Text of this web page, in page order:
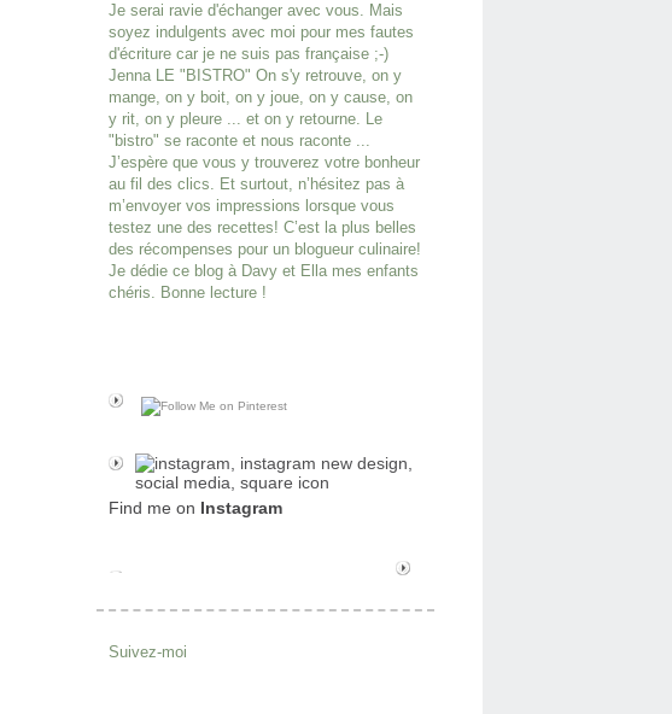
Je serai ravie d'échanger avec vous. Mais
soyez indulgents avec moi pour mes fautes
d'écriture car je ne suis pas française ;-)
Jenna LE "BISTRO" On s'y retrouve, on y
mange, on y boit, on y joue, on y cause, on
y rit, on y pleure ... et on y retourne. Le
"bistro" se raconte et nous raconte ...
J’espère que vous y trouverez votre bonheur
au fil des clics. Et surtout, n’hésitez pas à
m’envoyer vos impressions lorsque vous
testez une des recettes! C’est la plus belles
des récompenses pour un blogueur culinaire!
Je dédie ce blog à Davy et Ella mes enfants
chéris. Bonne lecture !
Find me on Instagram
Suivez-moi